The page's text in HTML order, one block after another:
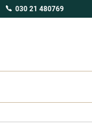
030 21 480769